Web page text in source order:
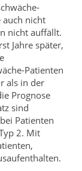
auch nicht
nicht auffällt.
Jahre später,
Patienten
als in der
Prognose
sind
Patienten
2. Mit